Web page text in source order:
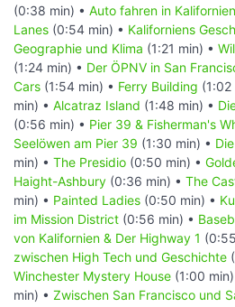
(0:38 min) • Auto fahren in Kalifornien
Lanes (0:54 min) • Kaliforniens
Geographie und Klima (1:21 min) •
(1:24 min) • Der ÖPNV in San
Cars (1:54 min) • Ferry Building (1:02
min) • Alcatraz Island (1:48 min) •
(0:56 min) • Pier 39 & Fisherman's
Seelöwen am Pier 39 (1:30 min) •
min) • The Presidio (0:50 min) •
Haight-Ashbury (0:36 min) • The
min) • Painted Ladies (0:50 min) •
im Mission District (0:56 min) •
von Kalifornien & Der Highway 1
zwischen High Tech und Geschichte
Winchester Mystery House (1:00 min)
min) • Zwischen San Francisco und